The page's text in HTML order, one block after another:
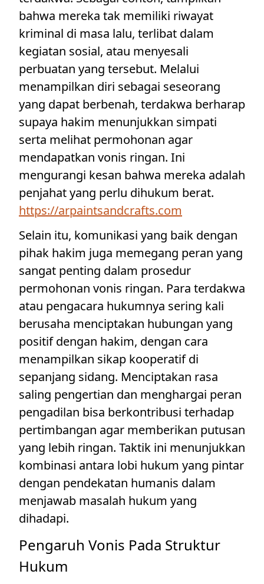
bahwa mereka tak memiliki riwayat
kriminal di masa lalu, terlibat dalam
kegiatan sosial, atau menyesali
perbuatan yang tersebut. Melalui
menampilkan diri sebagai seseorang
yang dapat berbenah, terdakwa berharap
supaya hakim menunjukkan simpati
serta melihat permohonan agar
mendapatkan vonis ringan. Ini
mengurangi kesan bahwa mereka adalah
penjahat yang perlu dihukum berat.
https://arpaintsandcrafts.com
Selain itu, komunikasi yang baik dengan
pihak hakim juga memegang peran yang
sangat penting dalam prosedur
permohonan vonis ringan. Para terdakwa
atau pengacara hukumnya sering kali
berusaha menciptakan hubungan yang
positif dengan hakim, dengan cara
menampilkan sikap kooperatif di
sepanjang sidang. Menciptakan rasa
saling pengertian dan menghargai peran
pengadilan bisa berkontribusi terhadap
pertimbangan agar memberikan putusan
yang lebih ringan. Taktik ini menunjukkan
kombinasi antara lobi hukum yang pintar
dengan pendekatan humanis dalam
menjawab masalah hukum yang
dihadapi.
Pengaruh Vonis Pada Struktur
Hukum